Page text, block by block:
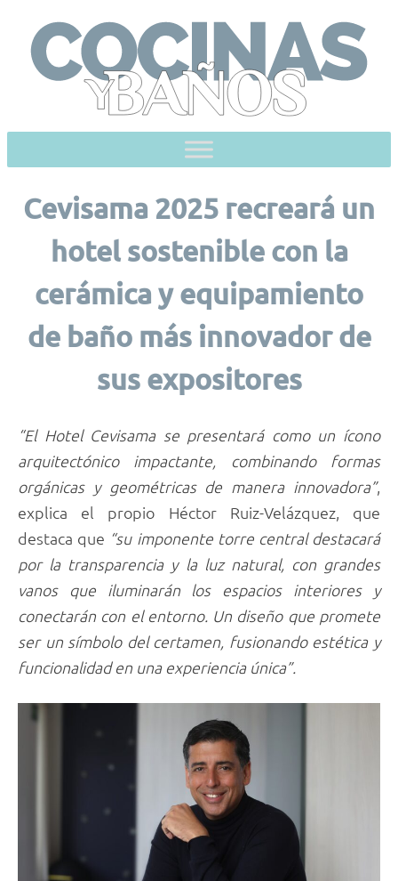
content
Cevisama 2025 recreará un
hotel sostenible con la
cerámica y equipamiento
de baño más innovador de
sus expositores
“El Hotel Cevisama se presentará como un ícono
arquitectónico impactante, combinando formas
orgánicas y geométricas de manera innovadora”,
explica el propio Héctor Ruiz-Velázquez, que
destaca que “su imponente torre central destacará
por la transparencia y la luz natural, con grandes
vanos que iluminarán los espacios interiores y
conectarán con el entorno. Un diseño que promete
ser un símbolo del certamen, fusionando estética y
funcionalidad en una experiencia única”.